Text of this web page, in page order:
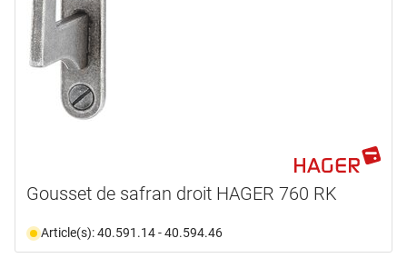
Gousset de safran droit HAGER 760 RK
Article(s): 40.591.14 - 40.594.46